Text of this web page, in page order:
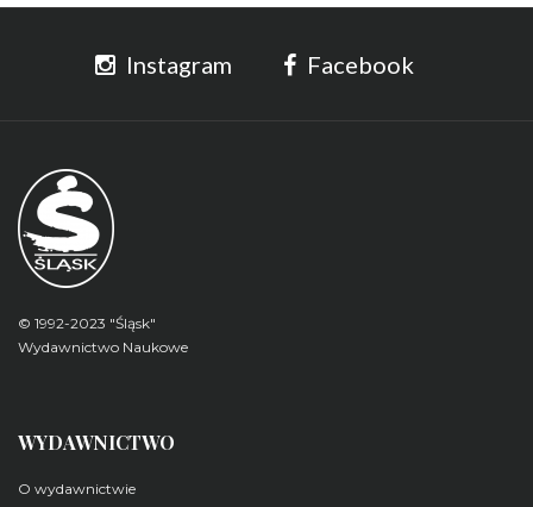
Instagram Facebook
© 1992-2023 "Śląsk"
Wydawnictwo Naukowe
WYDAWNICTWO
O wydawnictwie